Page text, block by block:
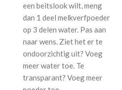
een beitslook wilt, meng
dan 1 deel melkverfpoeder
op 3 delen water. Pas aan
naar wens. Ziet het er te
ondoorzichtig uit? Voeg
meer water toe. Te
transparant? Voeg meer